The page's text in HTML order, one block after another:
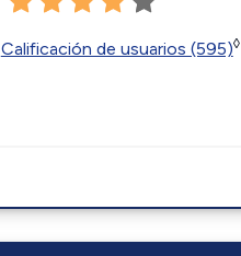
Calificación de usuarios (595)◊